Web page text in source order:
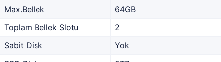
Max.Bellek
64GB
Toplam Bellek Slotu
2
Sabit Disk
Yok